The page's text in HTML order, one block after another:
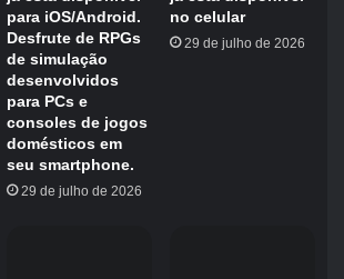
nível II usa 2 pontos de fome e o
pontos de fome. Certifique-se de
comida antes de levar esta arma
batalha!
Uma nova arma introduzida
anos deixou muitos jogadores